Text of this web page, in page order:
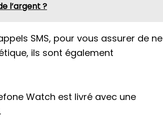
l’argent ?
SMS, pour vous assurer de ne
ils sont également
Watch est livré avec une